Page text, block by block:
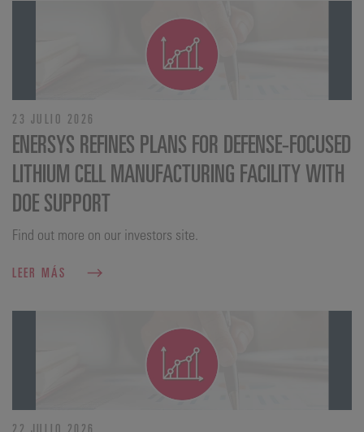
23 JULIO 2026
ENERSYS REFINES PLANS FOR DEFENSE‑FOCUSED
LITHIUM CELL MANUFACTURING FACILITY WITH
DOE SUPPORT
Find out more on our investors site.
LEER MÁS
22 JULIO 2026